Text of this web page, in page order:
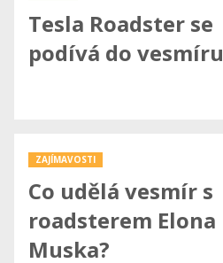
Tesla Roadster se
podívá do vesmíru
Co udělá vesmír s
roadsterem Elona
Muska?
ZAJÍMAVOSTI